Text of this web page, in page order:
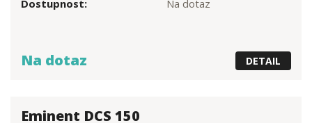
Dostupnost: Na dotaz
Na dotaz DETAIL
Eminent DCS 150